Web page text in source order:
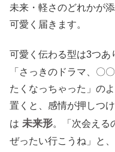
未来・軽さのどれかが
可愛く届きます。
可愛く伝わる型は3つあ
「さっきのドラマ、〇
たくなっちゃった」の
置くと、感情が押しつ
は 未来形。「次会える
ぜったい行こうね」と